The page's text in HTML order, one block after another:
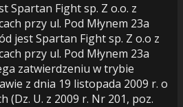
Spartan Fight sp. Z o.o. z
przy ul. Pod Młynem 23a
jest Spartan Fight sp. Z o.o z
przy ul. Pod Młynem 23a
zatwierdzeniu w trybie
z dnia 19 listopada 2009 r. o
(Dz. U. z 2009 r. Nr 201, poz.